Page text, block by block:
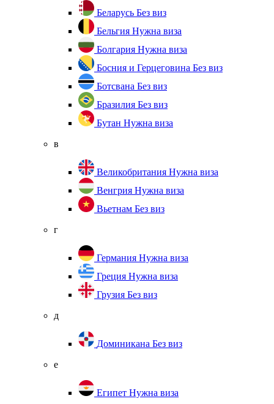
Беларусь Без виз
Бельгия Нужна виза
Болгария Нужна виза
Босния и Герцеговина Без виз
Ботсвана Без виз
Бразилия Без виз
Бутан Нужна виза
в
Великобритания Нужна виза
Венгрия Нужна виза
Вьетнам Без виз
г
Германия Нужна виза
Греция Нужна виза
Грузия Без виз
д
Доминикана Без виз
е
Египет Нужна виза